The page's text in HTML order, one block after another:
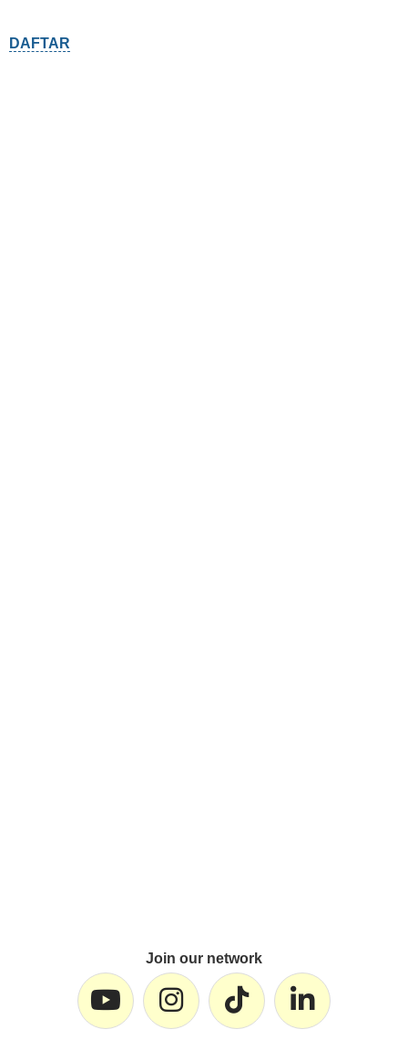
DAFTAR
Join our network